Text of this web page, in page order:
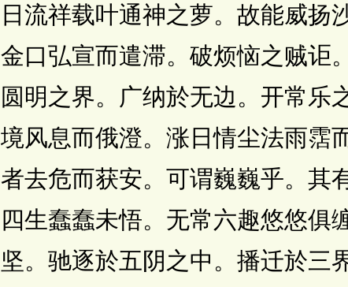
日流祥载叶通神之萝。故能威扬
金口弘宣而遣滞。破烦恼之贼讵
圆明之界。广纳於无边。开常乐
境风息而俄澄。涨日情尘法雨霑
者去危而获安。可谓巍巍乎。其
四生蠢蠢未悟。无常六趣悠悠俱
坚。驰逐於五阴之中。播迁於三